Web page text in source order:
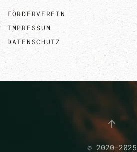
FÖRDERVEREIN
IMPRESSUM
DATENSCHUTZ
© 2020-2025